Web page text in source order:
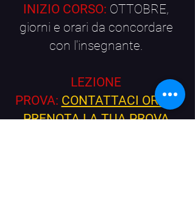
INIZIO CORSO: OTTOBRE,
giorni e orari da concordare
con l'insegnante.
LEZIONE
PROVA: CONTATTACI ORA E
PRENOTA LA TUA PROVA